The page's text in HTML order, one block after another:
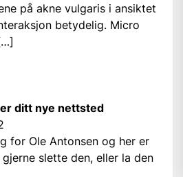
på akne vulgaris i ansiktet
betydelig. Micro
ditt nye nettsted
for Ole Antonsen og her er
slette den, eller la den